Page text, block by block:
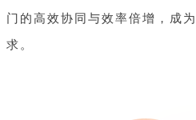
门的高效协同与效率倍增，成
求。